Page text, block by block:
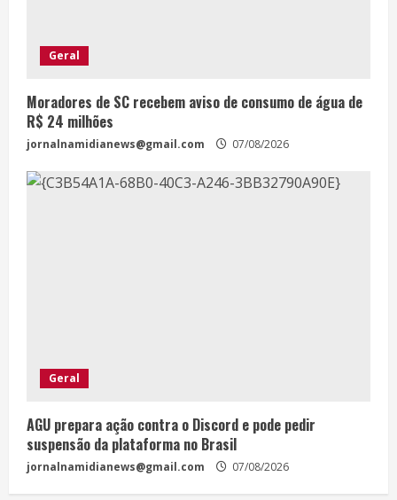
Geral
Moradores de SC recebem aviso de consumo de água de
R$ 24 milhões
jornalnamidianews@gmail.com 07/08/2026
Geral
AGU prepara ação contra o Discord e pode pedir
suspensão da plataforma no Brasil
jornalnamidianews@gmail.com 07/08/2026